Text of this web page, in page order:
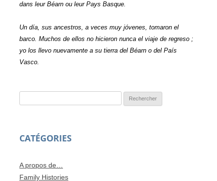
dans leur Béarn ou leur Pays Basque.
Un día, sus ancestros, a veces muy jóvenes, tomaron el
barco. Muchos de ellos no hicieron nunca el viaje de regreso ;
yo los llevo nuevamente a su tierra del Béarn o del País
Vasco.
CATÉGORIES
A propos de…
Family Histories